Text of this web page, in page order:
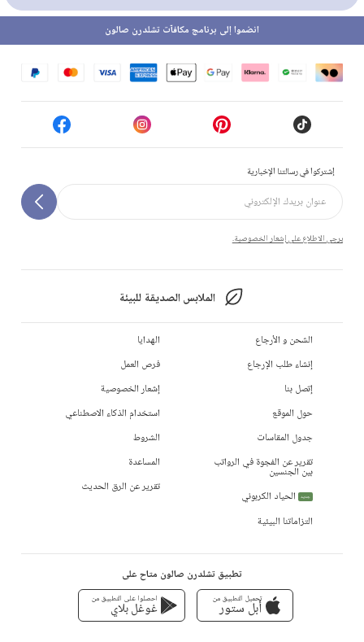
إشتركوا في رسالتنا الإخبارية
يرجى الاطلاع على إشعار الخصوصية.
الملابس الصديقة للبيئة
انضموا إلى برنامج مكافآت تشلدرن صالون
الشحن و الأرجاع
إنشاء طلب الإرجاع
إتصل بنا
حول الموقع
جدول المقاسات
تقرير عن الفجوة في الرواتب
بين الجنسين
جديد
الحياد الكربوني
التزاماتنا البيئية
الهدايا
فرص العمل
إشعار الخصوصية
استخدام الذكاء الاصطناعي
الشروط
المساعدة
تقرير عن الرق الحديث
تطبيق تشلدرن صالون متاح على
تحميل التطبيق من
أبل ستور
احصلوا على التطبيق من
غوغل بلاي